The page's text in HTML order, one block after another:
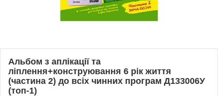
Альбом з аплікації та
ліплення+конструювання 6 рік життя
(частина 2) до всіх чинних програм Д133006У
(топ-1)